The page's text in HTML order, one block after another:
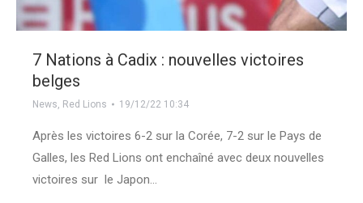
7 Nations à Cadix : nouvelles victoires
belges
News Red Lions 19/12/22 10:34
Après les victoires 6-2 sur la Corée, 7-2 sur le Pays de
Galles, les Red Lions ont enchaîné avec deux nouvelles
victoires sur le Japon…